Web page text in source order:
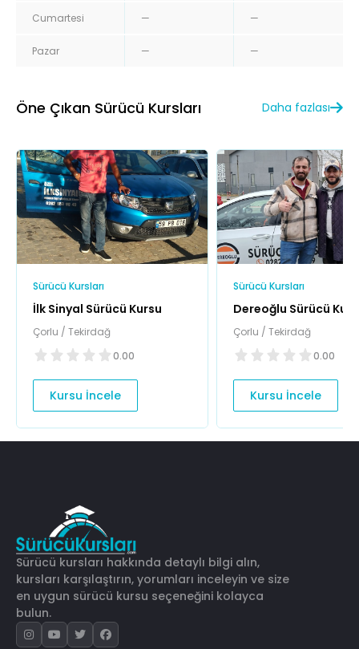
Cumartesi — —
Pazar — —
Öne Çıkan Sürücü Kursları Daha fazlası
Sürücü Kursları
İlk Sinyal Sürücü Kursu
Çorlu / Tekirdağ
0.00
Kursu İncele
Sürücü Kursları
Dereoğlu Sürücü
Çorlu / Tekirdağ
0.00
Kursu İncele
Sürücü kursları hakkında detaylı bilgi alın,
kursları karşılaştırın, yorumları inceleyin ve size
en uygun sürücü kursu seçeneğini kolayca
bulun.